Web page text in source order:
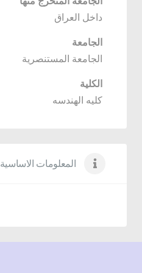
داخل العراق
الجامعة
الجامعة المستنصرية
الكلية
كليه الهندسه
المعلومات الاساسية